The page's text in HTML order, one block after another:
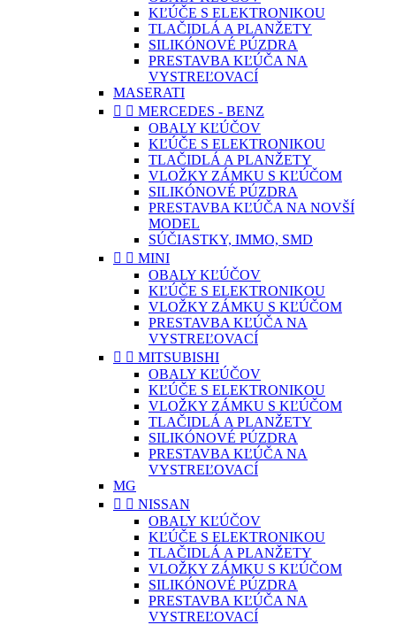
KĽÚČE S ELEKTRONIKOU
TLAČIDLÁ A PLANŽETY
SILIKÓNOVÉ PÚZDRA
PRESTAVBA KĽÚČA NA
VYSTREĽOVACÍ
MASERATI
  MERCEDES - BENZ
OBALY KĽÚČOV
KĽÚČE S ELEKTRONIKOU
TLAČIDLÁ A PLANŽETY
VLOŽKY ZÁMKU S KĽÚČOM
SILIKÓNOVÉ PÚZDRA
PRESTAVBA KĽÚČA NA NOVŠÍ
MODEL
SÚČIASTKY, IMMO, SMD
  MINI
OBALY KĽÚČOV
KĽÚČE S ELEKTRONIKOU
VLOŽKY ZÁMKU S KĽÚČOM
PRESTAVBA KĽÚČA NA
VYSTREĽOVACÍ
  MITSUBISHI
OBALY KĽÚČOV
KĽÚČE S ELEKTRONIKOU
VLOŽKY ZÁMKU S KĽÚČOM
TLAČIDLÁ A PLANŽETY
SILIKÓNOVÉ PÚZDRA
PRESTAVBA KĽÚČA NA
VYSTREĽOVACÍ
MG
  NISSAN
OBALY KĽÚČOV
KĽÚČE S ELEKTRONIKOU
TLAČIDLÁ A PLANŽETY
VLOŽKY ZÁMKU S KĽÚČOM
SILIKÓNOVÉ PÚZDRA
PRESTAVBA KĽÚČA NA
VYSTREĽOVACÍ